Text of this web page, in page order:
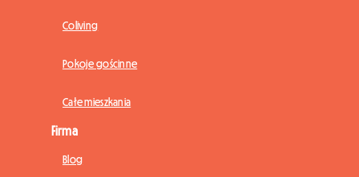
Coliving
Pokoje gościnne
Całe mieszkania
Firma
Blog